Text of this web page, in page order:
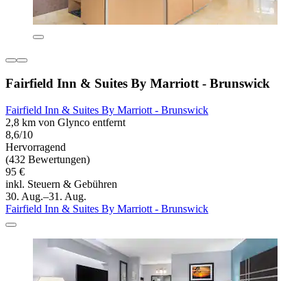
Fairfield Inn & Suites By Marriott - Brunswick
Fairfield Inn & Suites By Marriott - Brunswick
2,8 km von Glynco entfernt
8,6/10
Hervorragend
(432 Bewertungen)
95 €
inkl. Steuern & Gebühren
30. Aug.–31. Aug.
Fairfield Inn & Suites By Marriott - Brunswick